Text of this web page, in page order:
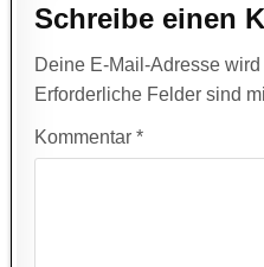
Schreibe einen
Deine E-Mail-Adresse
Erforderliche Felder sind
Kommentar*